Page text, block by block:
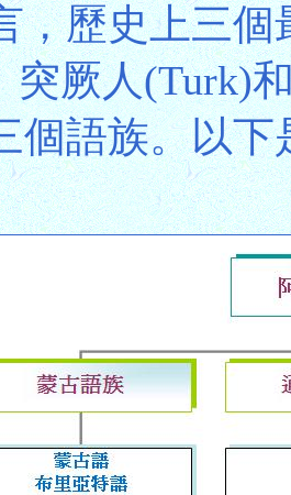
，歷史上三
突厥人(Turk)
個語族。以